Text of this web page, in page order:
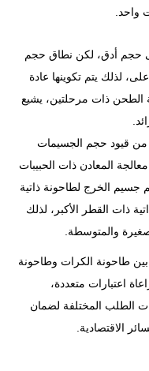
واحد.
حجم أدق، لكن نطاق حجم
لذلك يتم تكوينها عادة
الطحن ذات مرحلتين، يشيع
قيود حجم الجسيمات
معالجة المعادن ذات الحبيبات
الخرج لطاحونة ذاتية
ذات القطر الأكبر، لذلك
والمتوسطة.
طاحونة الكرات وطاحونة
اعتبارات متعددة،
الطلب المختلفة لضمان
الاقتصادية.